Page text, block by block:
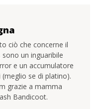
ciò che concerne il
un inguaribile
e un accumulatore
se di platino).
grazie a mamma
Bandicoot.